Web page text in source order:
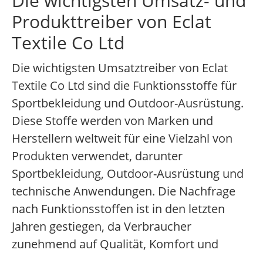
Produkttreiber von Eclat
Textile Co Ltd
Die wichtigsten Umsatztreiber von Eclat
Textile Co Ltd sind die Funktionsstoffe für
Sportbekleidung und Outdoor-Ausrüstung.
Diese Stoffe werden von Marken und
Herstellern weltweit für eine Vielzahl von
Produkten verwendet, darunter
Sportbekleidung, Outdoor-Ausrüstung und
technische Anwendungen. Die Nachfrage
nach Funktionsstoffen ist in den letzten
Jahren gestiegen, da Verbraucher
zunehmend auf Qualität, Komfort und